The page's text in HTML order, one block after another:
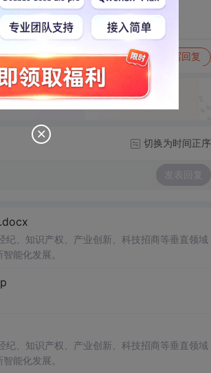
举报 写回复
切换为时间正序
发表回复
、知识产权、产业创新、科技招商等垂直领域
能化发展。
、知识产权、产业创新、科技招商等垂直领域
能化发展。